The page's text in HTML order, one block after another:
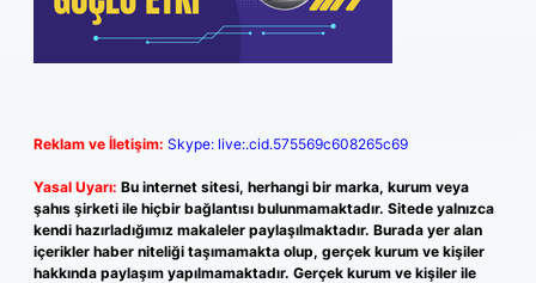
Reklam ve İletişim: Skype: live:.cid.575569c608265c69
Yasal Uyarı: Bu internet sitesi, herhangi bir marka, kurum veya
şahıs şirketi ile hiçbir bağlantısı bulunmamaktadır. Sitede yalnızca
kendi hazırladığımız makaleler paylaşılmaktadır. Burada yer alan
içerikler haber niteliği taşımamakta olup, gerçek kurum ve kişiler
hakkında paylaşım yapılmamaktadır. Gerçek kurum ve kişiler ile